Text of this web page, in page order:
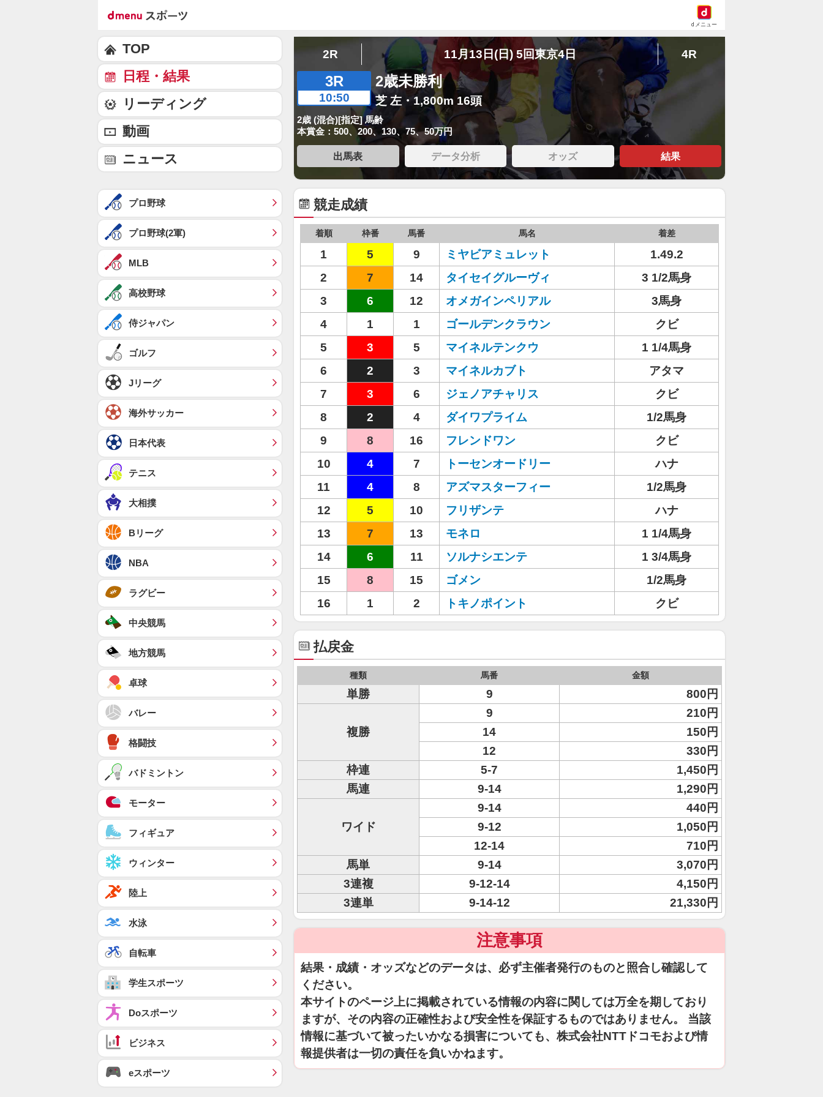
dメニュー
2R 11月13日(日) 5回東京4日 4R
3R
10:50
2歳未勝利
芝 左・1,800m 16頭
2歳 (混合)[指定] 馬齢
本賞金：500、200、130、75、50万円
出馬表 データ分析 オッズ 結果
競走成績
着順 枠番 馬番 馬名 着差
1 5 9 ミヤビアミュレット
1.49.2
2
7 14 タイセイグルーヴィ
3 1/2馬身
3
6 12 オメガインペリアル
3馬身
4
1 1 ゴールデンクラウン
クビ
5
3 5 マイネルテンクウ
1 1/4馬身
6
2 3 マイネルカブト
アタマ
7
3 6 ジェノアチャリス
クビ
8
2 4 ダイワプライム
1/2馬身
9
8 16 フレンドワン
クビ
10
4 7 トーセンオードリー
ハナ
11
4 8 アズマスターフィー
1/2馬身
12
5 10 フリザンテ
ハナ
13
7 13 モネロ
1 1/4馬身
14
6 11 ソルナシエンテ
1 3/4馬身
15
8 15 ゴメン
1/2馬身
16
1 2 トキノポイント クビ
払戻金
種類 馬番 金額
単勝 9 800円
複勝
9
210円
14
150円
12
330円
枠連
5-7
1,450円
馬連
9-14 1,290円
ワイド
9-14
440円
9-12
1,050円
12-14
710円
馬単
9-14
3,070円
3連複
9-12-14
4,150円
3連単
9-14-12 21,330円
注意事項
結果・成績・オッズなどのデータは、必ず主催者発行のものと照合し確認して
ください。
本サイトのページ上に掲載されている情報の内容に関しては万全を期しており
ますが、その内容の正確性および安全性を保証するものではありません。 当該
情報に基づいて被ったいかなる損害についても、株式会社NTTドコモおよび情
報提供者は一切の責任を負いかねます。
TOP
日程・結果
リーディング
動画
ニュース
プロ野球
プロ野球(2軍)
MLB
高校野球
侍ジャパン
ゴルフ
Jリーグ
海外サッカー
日本代表
テニス
大相撲
Bリーグ
NBA
ラグビー
中央競馬
地方競馬
卓球
バレー
格闘技
バドミントン
モーター
フィギュア
ウィンター
陸上
水泳
自転車
学生スポーツ
Doスポーツ
ビジネス
eスポーツ